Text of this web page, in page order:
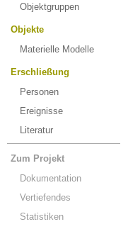
Objektgruppen
Objekte
Materielle Modelle
Erschließung
Personen
Ereignisse
Literatur
Zum Projekt
Dokumentation
Vertiefendes
Statistiken